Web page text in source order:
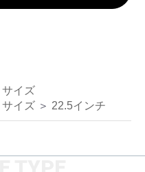
サイズ
サイズ ＞ 22.5インチ